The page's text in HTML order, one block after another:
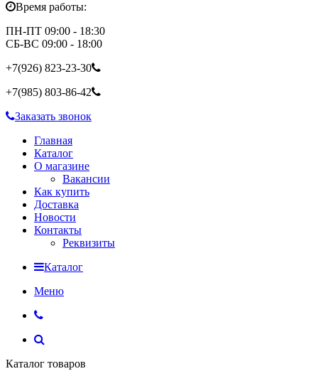
Время работы:
ПН-ПТ 09:00 - 18:30
СБ-ВС 09:00 - 18:00
+7(926) 823-23-30
+7(985) 803-86-42
Заказать звонок
Главная
Каталог
О магазине
Вакансии
Как купить
Доставка
Новости
Контакты
Реквизиты
Каталог
Меню
Каталог товаров